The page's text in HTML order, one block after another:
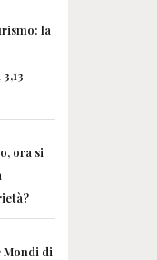
la
ora si
Mondi di